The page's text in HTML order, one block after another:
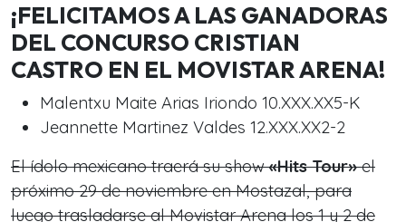
¡FELICITAMOS A LAS GANADORAS
DEL CONCURSO CRISTIAN
CASTRO EN EL MOVISTAR ARENA!
Malentxu Maite Arias Iriondo 10.XXX.XX5-K
Jeannette Martinez Valdes 12.XXX.XX2-2
El ídolo mexicano traerá su show«Hits Tour»el
próximo 29 de noviembre en Mostazal, para
luego trasladarse al Movistar Arena los 1 y 2 de